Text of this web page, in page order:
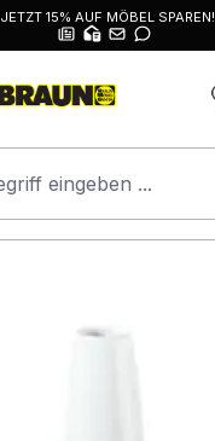
JETZT 15% AUF MÖBEL SPAREN!